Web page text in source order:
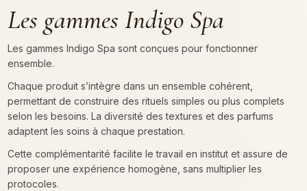
Les gammes Indigo Spa
Les gammes Indigo Spa sont conçues pour fonctionner
ensemble.
Chaque produit s’intègre dans un ensemble cohérent,
permettant de construire des rituels simples ou plus complets
selon les besoins. La diversité des textures et des parfums
adaptent les soins à chaque prestation.
Cette complémentarité facilite le travail en institut et assure de
proposer une expérience homogène, sans multiplier les
protocoles.